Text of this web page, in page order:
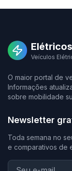
Veículos
O maior portal de
Informações
sobre mobilidade
Newsletter
Toda semana no
e comparativos de